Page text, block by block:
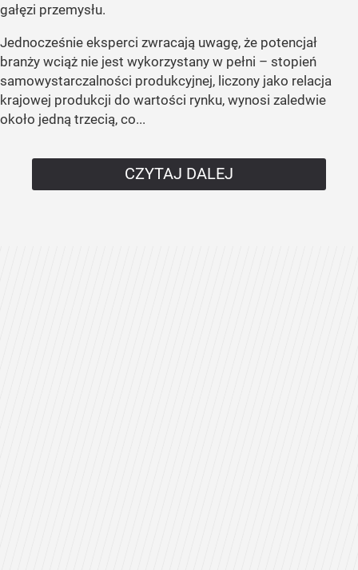
gałęzi przemysłu.
Jednocześnie eksperci zwracają uwagę, że potencjał
branży wciąż nie jest wykorzystany w pełni – stopień
samowystarczalności produkcyjnej, liczony jako relacja
krajowej produkcji do wartości rynku, wynosi zaledwie
około jedną trzecią, co...
CZYTAJ DALEJ